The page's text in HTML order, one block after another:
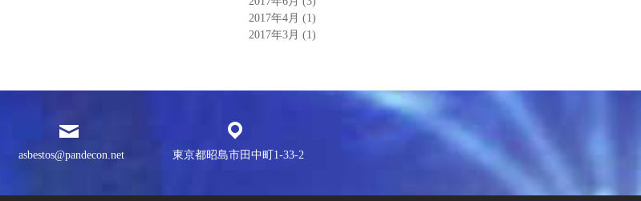
2017年4月 (1)
2017年3月 (1)
asbestos@pandecon.net 東京都昭島市田中町1-33-2